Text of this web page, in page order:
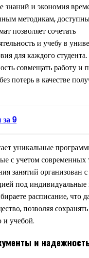
знаний и экономия
методикам,
позволяет сочетать
и учебу в
для каждого
совмещать работу и
потерь в качестве
за 9
уникальные
с учетом современных
занятий организован с
под
расписание, что
позволяя
учебой.
и